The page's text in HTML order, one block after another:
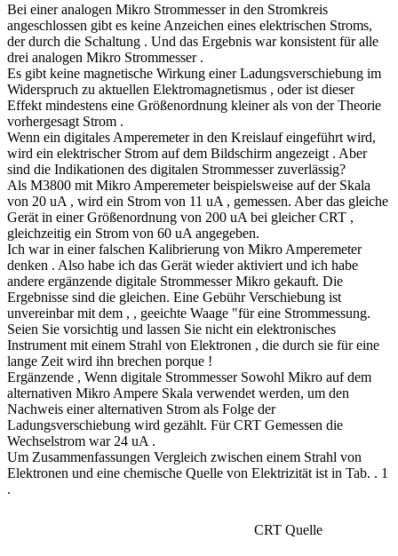
Bei einer analogen Mikro Strommesser in den Stromkreis
angeschlossen gibt es keine Anzeichen eines elektrischen Stroms,
der durch die Schaltung . Und das Ergebnis war konsistent für alle
drei analogen Mikro Strommesser .
Es gibt keine magnetische Wirkung einer Ladungsverschiebung im
Widerspruch zu aktuellen Elektromagnetismus , oder ist dieser
Effekt mindestens eine Größenordnung kleiner als von der Theorie
vorhergesagt Strom .
Wenn ein digitales Amperemeter in den Kreislauf eingeführt wird,
wird ein elektrischer Strom auf dem Bildschirm angezeigt . Aber
sind die Indikationen des digitalen Strommesser zuverlässig?
Als M3800 mit Mikro Amperemeter beispielsweise auf der Skala
von 20 uA , wird ein Strom von 11 uA , gemessen. Aber das gleiche
Gerät in einer Größenordnung von 200 uA bei gleicher CRT ,
gleichzeitig ein Strom von 60 uA angegeben.
Ich war in einer falschen Kalibrierung von Mikro Amperemeter
denken . Also habe ich das Gerät wieder aktiviert und ich habe
andere ergänzende digitale Strommesser Mikro gekauft. Die
Ergebnisse sind die gleichen. Eine Gebühr Verschiebung ist
unvereinbar mit dem , , geeichte Waage "für eine Strommessung.
Seien Sie vorsichtig und lassen Sie nicht ein elektronisches
Instrument mit einem Strahl von Elektronen , die durch sie für eine
lange Zeit wird ihn brechen porque !
Ergänzende , Wenn digitale Strommesser Sowohl Mikro auf dem
alternativen Mikro Ampere Skala verwendet werden, um den
Nachweis einer alternativen Strom als Folge der
Ladungsverschiebung wird gezählt. Für CRT Gemessen die
Wechselstrom war 24 uA .
Um Zusammenfassungen Vergleich zwischen einem Strahl von
Elektronen und eine chemische Quelle von Elektrizität ist in Tab. . 1
.
CRT Quelle